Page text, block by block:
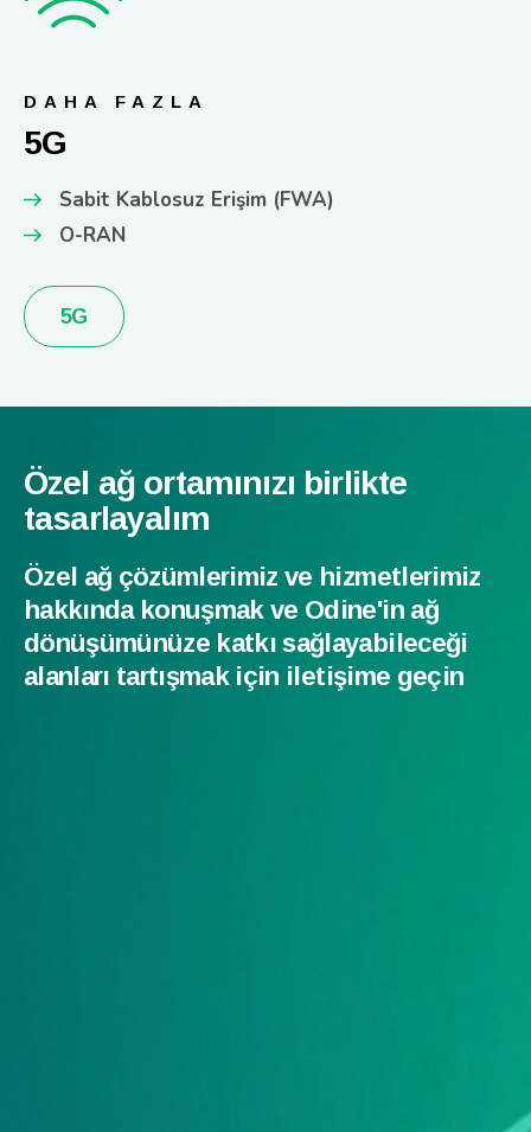
DAHA FAZLA
5G
Sabit Kablosuz Erişim (FWA)
O-RAN
5G
Özel ağ ortamınızı birlikte
tasarlayalım
Özel ağ çözümlerimiz ve hizmetlerimiz
hakkında konuşmak ve Odine'in ağ
dönüşümünüze katkı sağlayabileceği
alanları tartışmak için iletişime geçin